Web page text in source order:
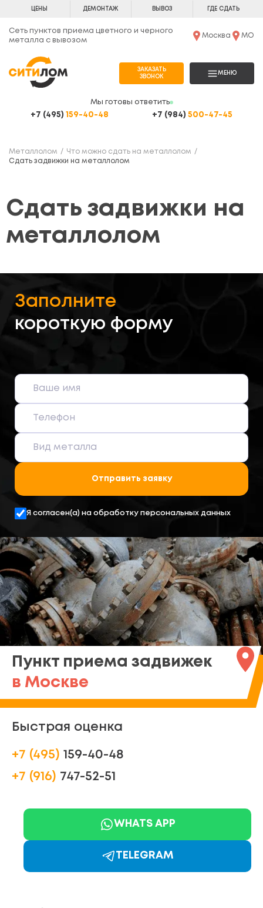
ЦЕНЫ ДЕМОНТАЖ ВЫВОЗ ГДЕ СДАТЬ
Сеть пунктов приема цветного и черного
металла с вывозом
Москва МО
Мы готовы ответить
+7 (495) 159-40-48 +7 (984) 500-47-45
ЗАКАЗАТЬ
ЗВОНОК
МЕНЮ
Металлолом
Что можно сдать на металлолом
Сдать задвижки на металлолом
Сдать задвижки на
металлолом
Заполните
короткую форму
Отправить заявку
Я согласен(а) на обработку персональных данных
Пункт приема задвижек
в Москве
Быстрая оценка
+7 (495) 159-40-48
+7 (916) 747-52-51
WHATS APP
TELEGRAM